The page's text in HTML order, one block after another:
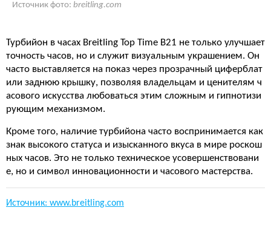
Источник фото: breitling.com
Турбийон в часах Breitling Top Time B21 не только улучшает
точность часов, но и служит визуальным украшением. Он
часто выставляется на показ через прозрачный циферблат
или заднюю крышку, позволяя владельцам и ценителям ч
асового искусства любоваться этим сложным и гипнотизи
рующим механизмом.
Кроме того, наличие турбийона часто воспринимается как
знак высокого статуса и изысканного вкуса в мире роскош
ных часов. Это не только техническое усовершенствовани
е, но и символ инновационности и часового мастерства.
Источник: www.breitling.com